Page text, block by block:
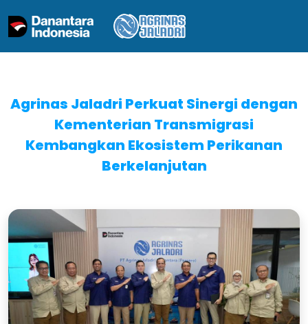
Agrinas Jaladri Perkuat Sinergi dengan
Kementerian Transmigrasi
Kembangkan Ekosistem Perikanan
Berkelanjutan